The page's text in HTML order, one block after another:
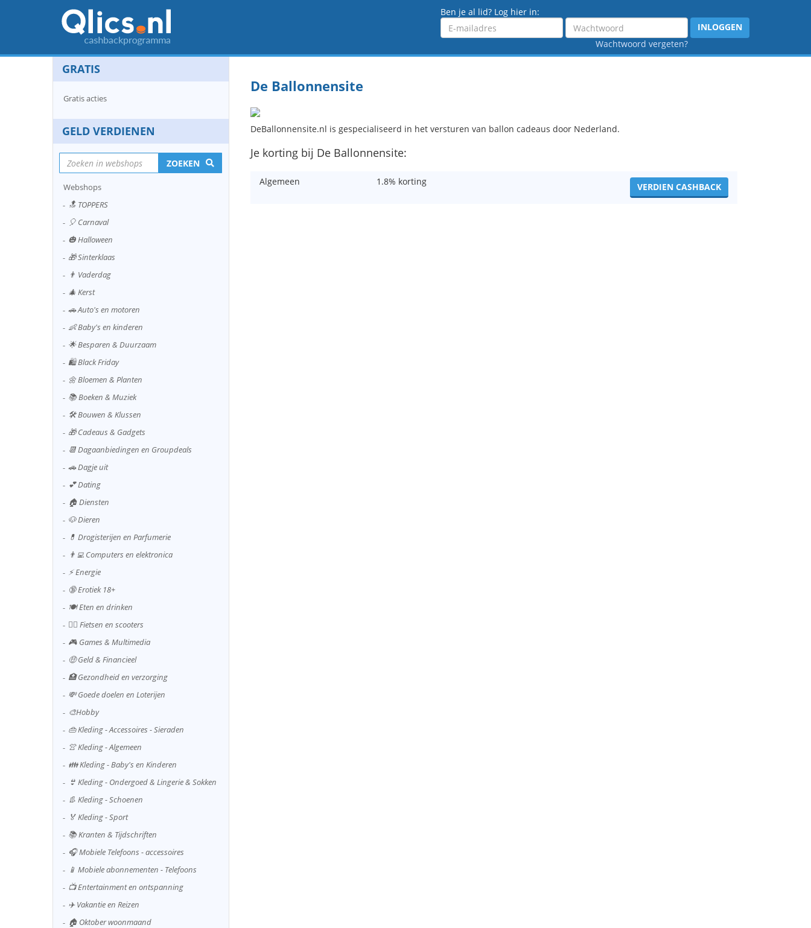
Ben je al lid? Log hier in:
Emailadres
Wachtwoord
Wachtwoord vergeten?
INLOGGEN
De Ballonnensite
DeBallonnensite.nl is gespecialiseerd in het versturen van ballon cadeaus door Nederland.
Je korting bij De Ballonnensite:
Algemeen 1.8% korting VERDIEN CASHBACK
GRATIS
Gratis acties
GELD VERDIENEN
ZOEKEN
Webshops
🔝 TOPPERS
🎈 Carnaval
🎃 Halloween
🎁 Sinterklaas
👨 Vaderdag
🎄 Kerst
🚗 Auto's en motoren
👶 Baby's en kinderen
🌟 Besparen & Duurzaam
🛍️ Black Friday
🌼 Bloemen & Planten
📚 Boeken & Muziek
🛠️ Bouwen & Klussen
🎁 Cadeaus & Gadgets
📆 Dagaanbiedingen en Groupdeals
🚗 Dagje uit
💕 Dating
🏠 Diensten
🐶 Dieren
💊 Drogisterijen en Parfumerie
👨‍💻 Computers en elektronica
⚡ Energie
🔞 Erotiek 18+
🍽️ Eten en drinken
🚴‍♂️ Fietsen en scooters
🎮 Games & Multimedia
🤑 Geld & Financieel
🏥 Gezondheid en verzorging
💸 Goede doelen en Loterijen
🎨Hobby
👜 Kleding - Accessoires - Sieraden
👚 Kleding - Algemeen
👪 Kleding - Baby's en Kinderen
👙 Kleding - Ondergoed & Lingerie & Sokken
👢 Kleding - Schoenen
🏅 Kleding - Sport
📚 Kranten & Tijdschriften
🎧 Mobiele Telefoons - accessoires
📱 Mobiele abonnementen - Telefoons
📺 Entertainment en ontspanning
✈️ Vakantie en Reizen
🏠 Oktober woonmaand